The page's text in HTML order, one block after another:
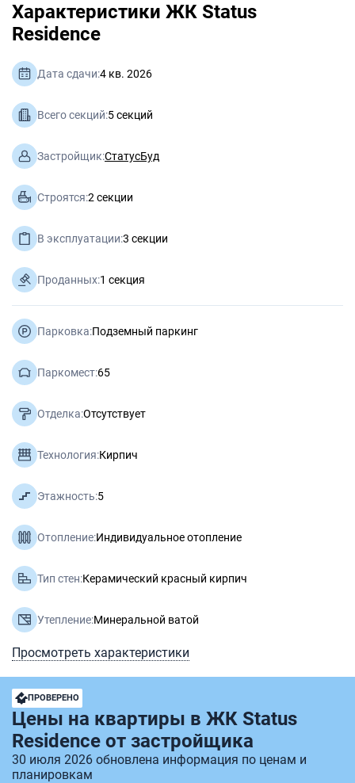
Характеристики ЖК Status
Residence
Дата сдачи:4 кв. 2026
Всего секций:5 секций
Застройщик:СтатусБуд
Строятся:2 секции
В эксплуатации:3 секции
Проданных:1 секция
Парковка:Подземный паркинг
Паркомест:65
Отделка:Отсутствует
Технология:Кирпич
Этажность:5
Отопление:Индивидуальное отопление
Тип стен:Керамический красный кирпич
Утепление:Минеральной ватой
Просмотреть характеристики
ПРОВЕРЕНО
Цены на квартиры в ЖК Status
Residence от застройщика
30 июля 2026 обновлена информация по ценам и
планировкам